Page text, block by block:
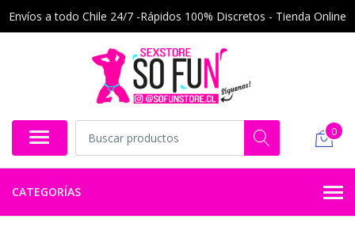
Envíos a todo Chile 24/7 -Rápidos 100% Discretos - Tienda Online
0
CATEGORÍAS